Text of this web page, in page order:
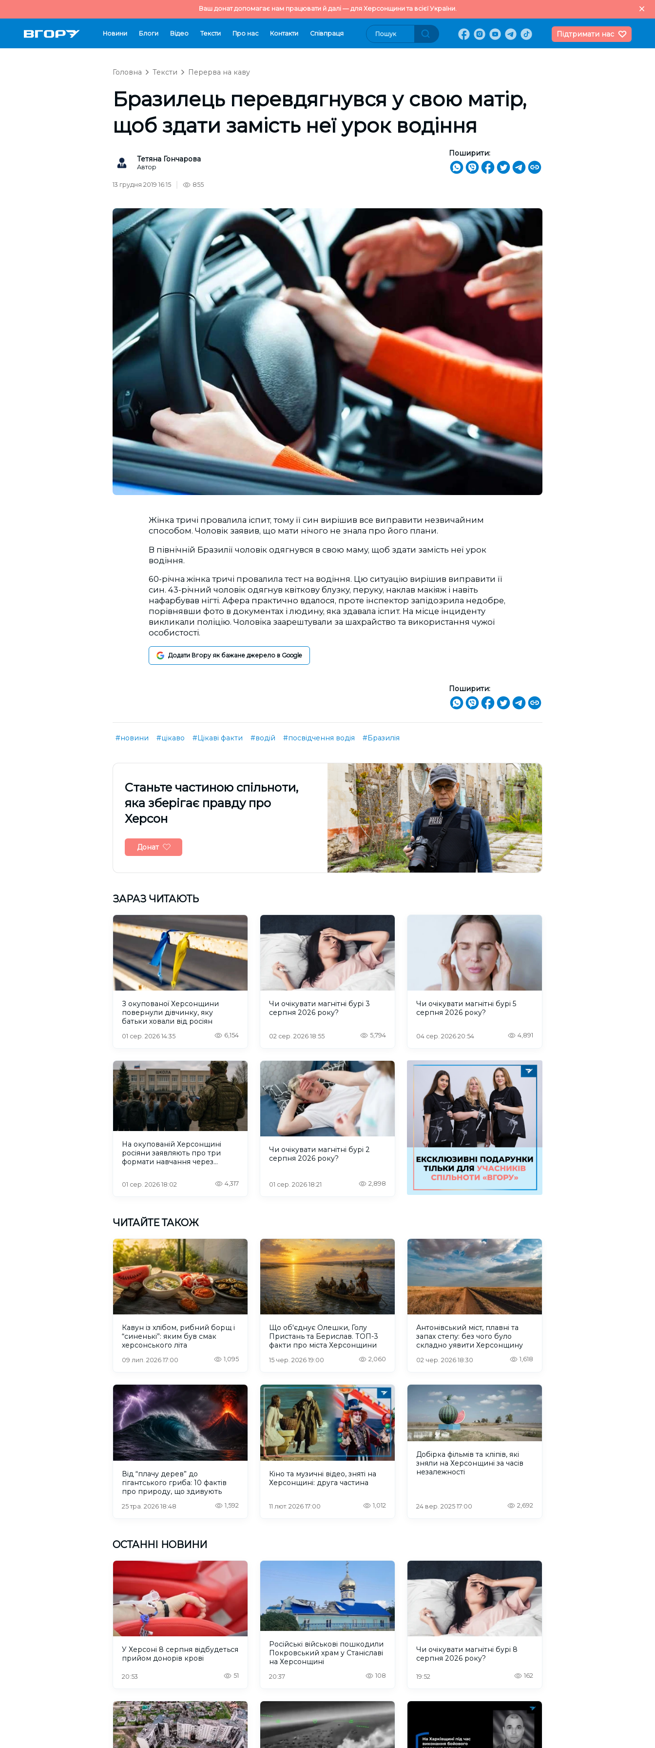
Ваш донат допомагає нам працювати й далі — для Херсонщини та всієї України.
Новини Блоги Відео Тексти Про нас Контакти Cпівпраця Підтримати нас
Головна Тексти Перерва на каву
Бразилець перевдягнувся у свою матір,
щоб здати замість неї урок водіння
Тетяна Гончарова
Автор
Поширити:
13 грудня 2019 16:15 855
Жінка тричі провалила іспит, тому її син вирішив все виправити незвичайним
способом. Чоловік заявив, що мати нічого не знала про його плани.
В північній Бразилії чоловік одягнувся в свою маму, щоб здати замість неї урок
водіння.
60-річна жінка тричі провалила тест на водіння. Цю ситуацію вирішив виправити її
син. 43-річний чоловік одягнув квіткову блузку, перуку, наклав макіяж і навіть
нафарбував нігті. Афера практично вдалося, проте інспектор запідозрила недобре,
порівнявши фото в документах і людину, яка здавала іспит. На місце інциденту
викликали поліцію. Чоловіка заарештували за шахрайство та використання чужої
особистості.
Додати Вгору як бажане джерело в Google
Поширити:
#новини #цікаво #Цікаві факти #водій #посвідчення водія #Бразилія
Cтаньте частиною спільноти,
яка зберігає правду про
Херсон
Донат
ЗАРАЗ ЧИТАЮТЬ
З окупованої Херсонщини
повернули дівчинку, яку
батьки ховали від росіян
01 сер. 2026 14:35 6,154
Чи очікувати магнітні бурі 3
серпня 2026 року?
02 сер. 2026 18:55 5,794
Чи очікувати магнітні бурі 5
серпня 2026 року?
04 сер. 2026 20:54 4,891
На окупованій Херсонщині
росіяни заявляють про три
формати навчання через
01 сер. 2026 18:02 4,317
Чи очікувати магнітні бурі 2
серпня 2026 року?
01 сер. 2026 18:21 2,898
ЧИТАЙТЕ ТАКОЖ
Кавун із хлібом, рибний борщ і
“синенькі”: яким був смак
херсонського літа
09 лип. 2026 17:00 1,095
Що об'єднує Олешки, Голу
Пристань та Берислав. ТОП-3
факти про міста Херсонщини
15 чер. 2026 19:00 2,060
Антонівський міст, плавні та
запах степу: без чого було
складно уявити Херсонщину
02 чер. 2026 18:30 1,618
Від “плачу дерев” до
гігантського гриба: 10 фактів
про природу, що здивують
25 тра. 2026 18:48 1,592
Кіно та музичні відео, зняті на
Херсонщині: друга частина
11 лют. 2026 17:00 1,012
Добірка фільмів та кліпів, які
зняли на Херсонщині за часів
незалежності
24 вер. 2025 17:00 2,692
ОСТАННІ НОВИНИ
У Херсоні 8 серпня відбудеться
прийом донорів крові
20:53 51
Російські військові пошкодили
Покровський храм у Станіславі
на Херсонщині
20:37 108
Чи очікувати магнітні бурі 8
серпня 2026 року?
19:52 162